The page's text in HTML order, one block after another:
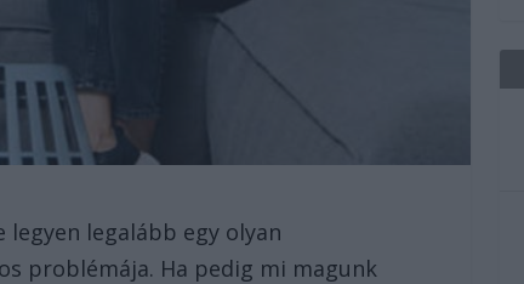
legyen legalább egy olyan
problémája. Ha pedig mi magunk